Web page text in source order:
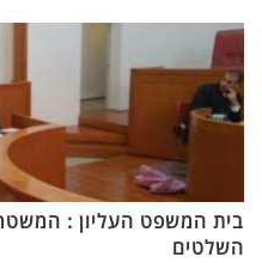
בית המשפט העליון :
השלטים